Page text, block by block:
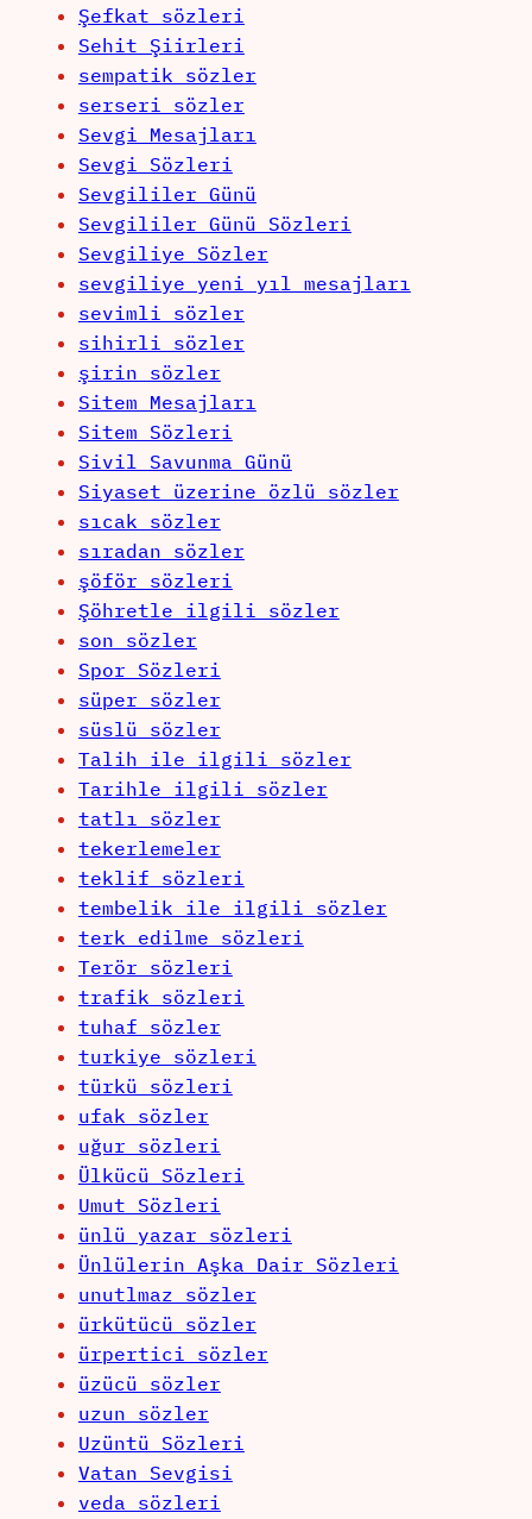
Şefkat sözleri
Sehit Şiirleri
sempatik sözler
serseri sözler
Sevgi Mesajları
Sevgi Sözleri
Sevgililer Günü
Sevgililer Günü Sözleri
Sevgiliye Sözler
sevgiliye yeni yıl mesajları
sevimli sözler
sihirli sözler
şirin sözler
Sitem Mesajları
Sitem Sözleri
Sivil Savunma Günü
Siyaset üzerine özlü sözler
sıcak sözler
sıradan sözler
şöför sözleri
Şöhretle ilgili sözler
son sözler
Spor Sözleri
süper sözler
süslü sözler
Talih ile ilgili sözler
Tarihle ilgili sözler
tatlı sözler
tekerlemeler
teklif sözleri
tembelik ile ilgili sözler
terk edilme sözleri
Terör sözleri
trafik sözleri
tuhaf sözler
turkiye sözleri
türkü sözleri
ufak sözler
uğur sözleri
Ülkücü Sözleri
Umut Sözleri
ünlü yazar sözleri
Ünlülerin Aşka Dair Sözleri
unutlmaz sözler
ürkütücü sözler
ürpertici sözler
üzücü sözler
uzun sözler
Uzüntü Sözleri
Vatan Sevgisi
veda sözleri